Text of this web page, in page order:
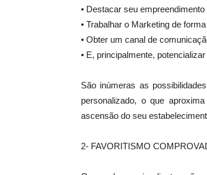
• Destacar seu
• Trabalhar o Marketing de
• Obter um canal de
• E, principalmente,
São inúmeras as
personalizado, o que
ascensão do seu
2- FAVORITISMO